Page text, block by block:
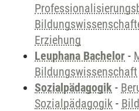
Erziehung
Leuphana Bachelor -
Bildungswissenschaft
Sozialpädagogik -
Sozialpädagogik -